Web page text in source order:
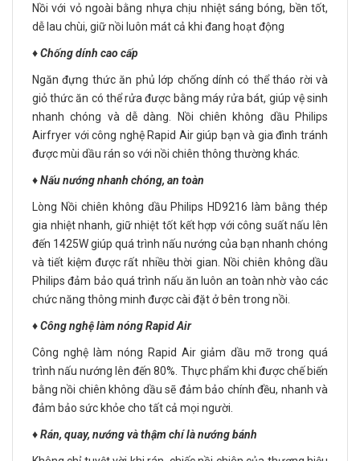
Nồi với vỏ ngoài bằng nhựa chịu nhiệt sáng bóng, bền tốt,
dễ lau chùi, giữ nồi luôn mát cả khi đang hoạt động
♦️ Chống dính cao cấp
Ngăn đựng thức ăn phủ lớp chống dính có thể tháo rời và
giỏ thức ăn có thể rửa được bằng máy rửa bát, giúp vệ sinh
nhanh chóng và dễ dàng. Nồi chiên không dầu Philips
Airfryer với công nghệ Rapid Air giúp bạn và gia đình tránh
được mùi dầu rán so với nồi chiên thông thường khác.
♦️ Nấu nướng nhanh chóng, an toàn
Lòng Nồi chiên không dầu Philips HD9216 làm bằng thép
gia nhiệt nhanh, giữ nhiệt tốt kết hợp với công suất nấu lên
đến 1425W giúp quá trình nấu nướng của bạn nhanh chóng
và tiết kiệm được rất nhiều thời gian. Nồi chiên không dầu
Philips đảm bảo quá trình nấu ăn luôn an toàn nhờ vào các
chức năng thông minh được cài đặt ở bên trong nồi.
♦️ Công nghệ làm nóng Rapid Air
Công nghệ làm nóng Rapid Air giảm dầu mỡ trong quá
trình nấu nướng lên đến 80%. Thực phẩm khi được chế biến
bằng nồi chiên không dầu sẽ đảm bảo chính đều, nhanh và
đảm bảo sức khỏe cho tất cả mọi người.
♦️ Rán, quay, nướng và thậm chí là nướng bánh